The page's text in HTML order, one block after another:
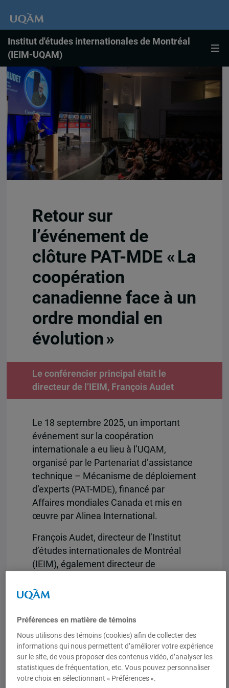
Institut d'études internationales de Montréal
(IEIM-UQAM)
Retour sur
l’événement de
clôture PAT-MDE « La
coopération
canadienne face à un
ordre mondial en
évolution »
Le conférencier principal était le
directeur de l’IEIM, François Audet
Le 18 septembre 2025, un important
événement sur la coopération
internationale a eu lieu à l’UQAM,
organisé par le Partenariat d’assistance
technique – Mécanisme de déploiement
d’experts (PAT-MDE), financé par
Affaires mondiales Canada et mis en
œuvre par Alinea International.
François Audet, directeur de l’Institut
d’études internationales de Montréal
(IEIM), également directeur de
l’action humanitaires de l’ESG-UQAM,
principal. Son intervention, intitulée « Le
Canada face à la crise de l’aide
internationale : impacts, menaces et
opportunités », portait sur les défis
majeurs qui frappent l’aide
internationale et sur les choix cruciaux
Préférences en matière de témoins
Nous utilisons des témoins (cookies) afin de collecter des
informations qui nous permettent d’améliorer votre expérience
sur le site, de vous proposer des contenus vidéo, d’analyser les
statistiques de fréquentation, etc. Vous pouvez personnaliser
votre choix en sélectionnant « Préférences ».